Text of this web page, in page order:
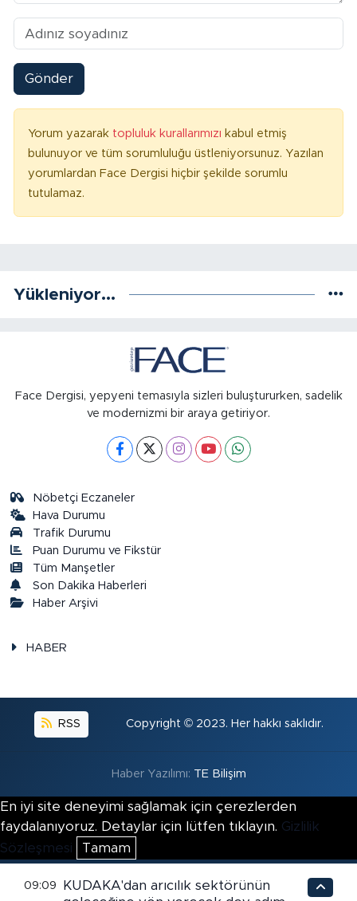
Gönder
Yorum yazarak topluluk kurallarımızı kabul etmiş
bulunuyor ve tüm sorumluluğu üstleniyorsunuz. Yazılan
yorumlardan Face Dergisi hiçbir şekilde sorumlu
tutulamaz.
Yükleniyor...
Face Dergisi, yepyeni temasıyla sizleri buluştururken, sadelik
ve modernizmi bir araya getiriyor.
Nöbetçi Eczaneler
Hava Durumu
Trafik Durumu
Puan Durumu ve Fikstür
Tüm Manşetler
Son Dakika Haberleri
Haber Arşivi
HABER
RSS Copyright © 2023. Her hakkı saklıdır.
Haber Yazılımı: TE Bilişim
En iyi site deneyimi sağlamak için çerezlerden
faydalanıyoruz. Detaylar için lütfen tıklayın. Gizlilik
Sözleşmesi
Tamam
09:09
KUDAKA'dan arıcılık sektörünün